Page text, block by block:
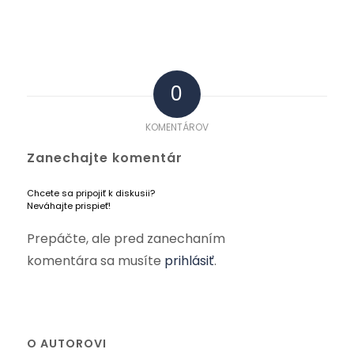
0
KOMENTÁROV
Zanechajte komentár
Chcete sa pripojiť k diskusii?
Neváhajte prispieť!
Prepáčte, ale pred zanechaním
komentára sa musíte prihlásiť.
O AUTOROVI